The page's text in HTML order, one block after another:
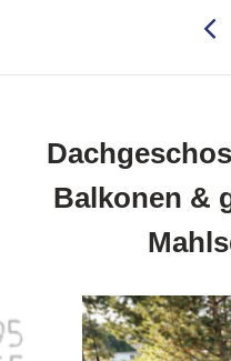
Balkonen &